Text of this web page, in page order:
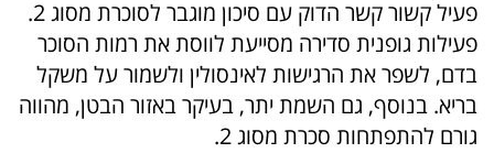
פעיל קשור קשר הדוק עם סיכון מוגבר לסוכרת מסוג 2.
פעילות גופנית סדירה מסייעת לווסת את רמות הסוכר
בדם, לשפר את הרגישות לאינסולין ולשמור על משקל
בריא. בנוסף, גם השמת יתר, בעיקר באזור הבטן, מהווה
גורם להתפתחות סכרת מסוג 2.